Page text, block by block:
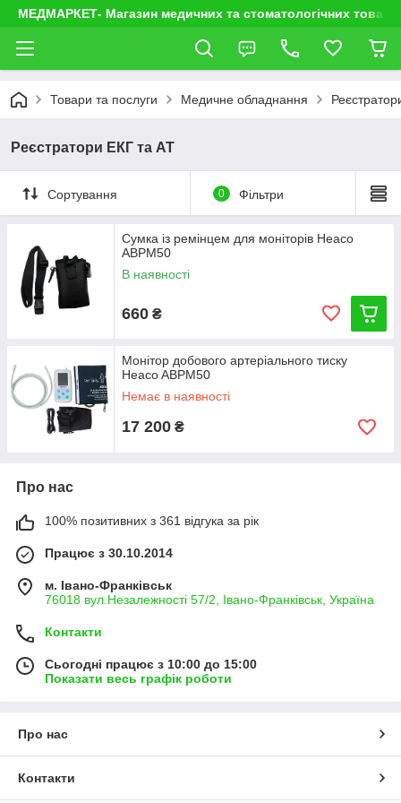
МЕДМАРКЕТ- Магазин медичних та стоматологічних
Товари та послуги Медичне обладнання
Реєстратори ЕКГ та АТ
Сортування 0 Фільтри
Сумка із ремінцем для моніторів Heaco
ABPM50
В наявності
660 ₴
Монітор добового артеріального тиску
Heaco ABPM50
Немає в наявності
17 200 ₴
Про нас
100% позитивних з 361 відгука за рік
Працює з 30.10.2014
м. Івано-Франківськ
76018 вул.Незалежності 57/2, Івано-Франківськ, Україна
Контакти
Сьогодні працює з 10:00 до 15:00
Показати весь графік роботи
Про нас
Контакти